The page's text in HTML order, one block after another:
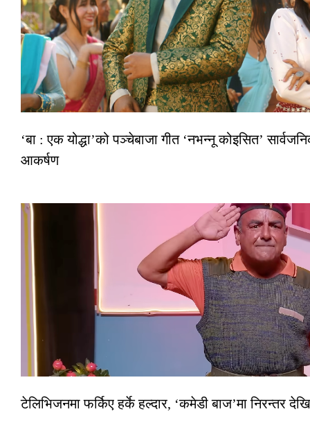
‘बा : एक योद्धा’को पञ्चेबाजा गीत ‘नभन्नू कोइसित’
आकर्षण
टेलिभिजनमा फर्किए हर्के हल्दार, ‘कमेडी बाज’मा निरन्तर